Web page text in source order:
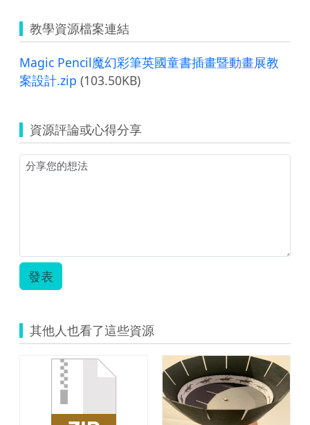
教學資源檔案連結
Magic Pencil魔幻彩筆英國童書插畫暨動畫展教
案設計.zip (103.50KB)
資源評論或心得分享
發表
其他人也看了這些資源